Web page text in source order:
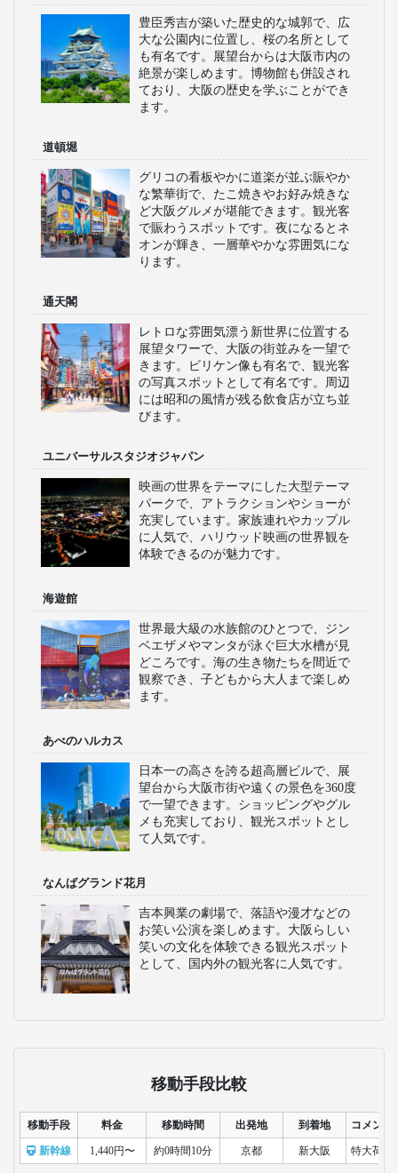
豊臣秀吉が築いた歴史的な城郭で、広
大な公園内に位置し、桜の名所として
も有名です。展望台からは大阪市内の
絶景が楽しめます。博物館も併設され
ており、大阪の歴史を学ぶことができ
ます。
道頓堀
グリコの看板やかに道楽が並ぶ賑やか
な繁華街で、たこ焼きやお好み焼きな
ど大阪グルメが堪能できます。観光客
で賑わうスポットです。夜になるとネ
オンが輝き、一層華やかな雰囲気にな
ります。
通天閣
レトロな雰囲気漂う新世界に位置する
展望タワーで、大阪の街並みを一望で
きます。ビリケン像も有名で、観光客
の写真スポットとして有名です。周辺
には昭和の風情が残る飲食店が立ち並
びます。
ユニバーサルスタジオジャパン
映画の世界をテーマにした大型テーマ
パークで、アトラクションやショーが
充実しています。家族連れやカップル
に人気で、ハリウッド映画の世界観を
体験できるのが魅力です。
海遊館
世界最大級の水族館のひとつで、ジン
ベエザメやマンタが泳ぐ巨大水槽が見
どころです。海の生き物たちを間近で
観察でき、子どもから大人まで楽しめ
ます。
あべのハルカス
日本一の高さを誇る超高層ビルで、展
望台から大阪市街や遠くの景色を360度
で一望できます。ショッピングやグル
メも充実しており、観光スポットとし
て人気です。
なんばグランド花月
吉本興業の劇場で、落語や漫才などの
お笑い公演を楽しめます。大阪らしい
笑いの文化を体験できる観光スポット
として、国内外の観光客に人気です。
移動手段比較
移動手段 料金 移動時間 出発地 到着地 コメント
新幹線 1,440円〜 約0時間10分 京都 新大阪 特大荷物